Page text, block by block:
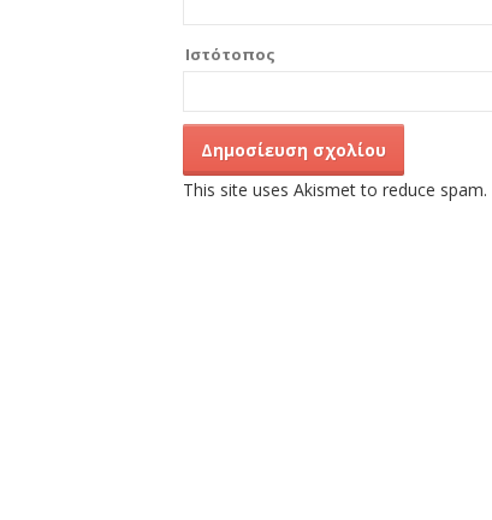
Ιστότοπος
This site uses Akismet to reduce spam.